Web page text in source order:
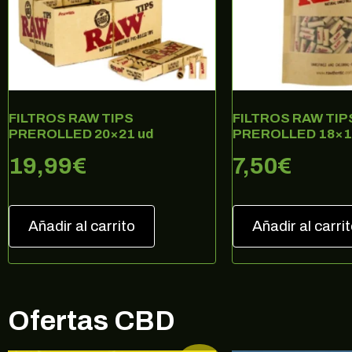
FILTROS RAW TIPS
PREROLLED 20×21 ud
19,99€
Añadir al carrito
FILTROS RAW
PREROLLED
7,50€
Añadir al
Ofertas CBD